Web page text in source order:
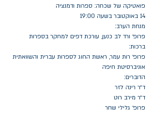
פואטיקה של שכחה: ספרות ודמנציה
14 באוקטובר בשעה 19:00
מנחת הערב:
פרופ׳ ורד לב כנען, עורכת דפים למחקר בספרות
ברכות:
פרופ׳ רות עמר, ראשת החוג לספרות עברית והשוואתית
אוניברסיטת חיפה
הדוברים:
ד״ר רינה לזר
ד״ר מירב רוט
פרופ׳ גלילי שחר